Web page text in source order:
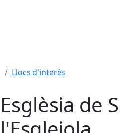
Llocs d'interès
Esglèsia de